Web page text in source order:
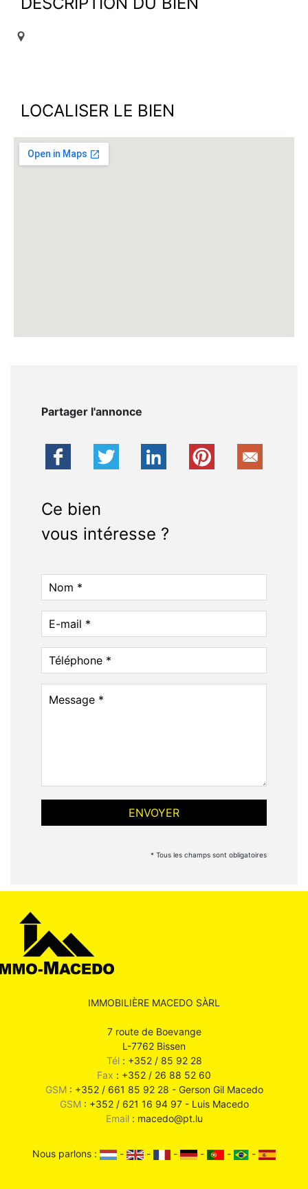
LOCALISER LE BIEN
Partager l'annonce
Ce bien
vous intéresse ?
* Tous les champs sont obligatoires
IMMOBILIÈRE MACEDO SÀRL
7 route de Boevange
L-7762 Bissen
Tél: +352 / 85 92 28
Fax : +352 / 26 88 52 60
GSM: +352 / 661 85 92 28 - Gerson Gil Macedo
GSM: +352 / 621 16 94 97 - Luis Macedo
Email: macedo@pt.lu
Nous parlons : - - - - - -